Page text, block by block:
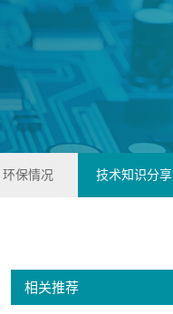
环保情况 技术知识分享
相关推荐